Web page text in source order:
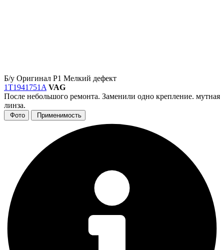
Б/у Оригинал Р1 Мелкий дефект
1T1941751A VAG
После небольшого ремонта. Заменили одно крепление. мутная
линза.
Фото Применимость